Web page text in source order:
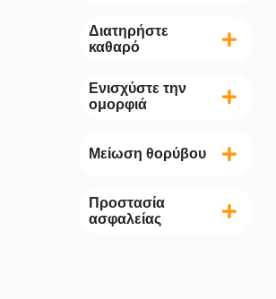
Διατηρήστε
καθαρό
Ενισχύστε την
ομορφιά
Μείωση θορύβου
Προστασία
ασφαλείας